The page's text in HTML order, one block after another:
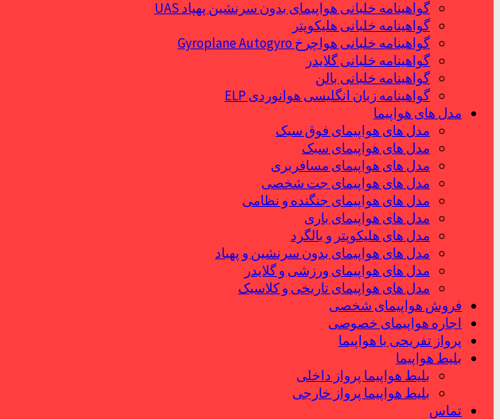
گواهینامه خلبانی هواپیمای بدون سرنشین پهپاد UAS
گواهینامه خلبانی هلیکوپتر
گواهینامه خلبانی هواچرخ Gyroplane Autogyro
گواهینامه خلبانی گلایدر
گواهینامه خلبانی بالن
گواهینامه زبان انگلیسی هوانوردی ELP
مدل های هواپیما
مدل های هواپیمای فوق سبک
مدل های هواپیمای سبک
مدل های هواپیمای مسافربری
مدل های هواپیمای جت شخصی
مدل های هواپیمای جنگنده و نظامی
مدل های هواپیمای باری
مدل های هلیکوپتر و بالگرد
مدل های هواپیمای بدون سرنشین و پهباد
مدل های هواپیمای ورزشی و گلایدر
مدل های هواپیمای تاریخی و کلاسیک
فروش هواپیمای شخصی
اجاره هواپیمای خصوصی
پرواز تفریحی با هواپیما
بلیط هواپیما
بلیط هواپیما پرواز داخلی
بلیط هواپیما پرواز خارجی
تماس